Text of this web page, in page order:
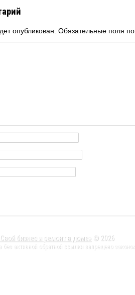
опубликован. Обязательные поля
бизнес и ремонт в доме» © 2026
без активной обратной ссылки запрещено